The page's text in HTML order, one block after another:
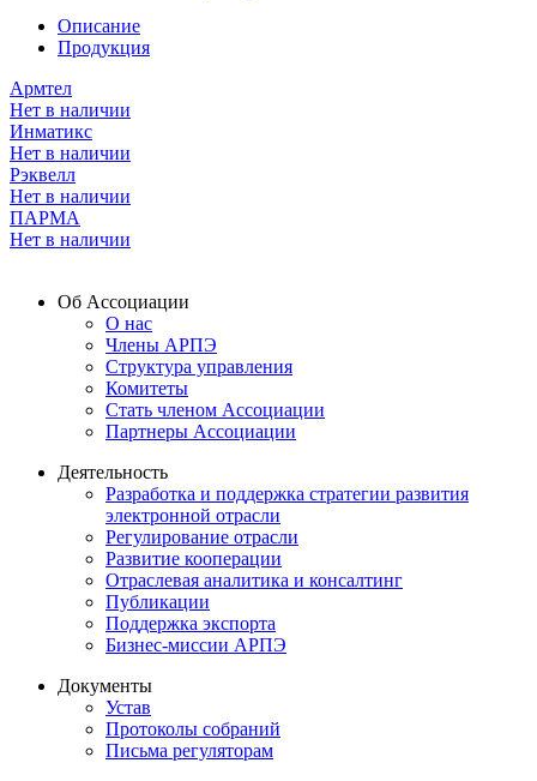
Описание
Продукция
Армтел
Нет в наличии
Инматикс
Нет в наличии
Рэквелл
Нет в наличии
ПАРМА
Нет в наличии
Об Ассоциации
О нас
Члены АРПЭ
Структура управления
Комитеты
Стать членом Ассоциации
Партнеры Ассоциации
Деятельность
Разработка и поддержка стратегии развития
электронной отрасли
Регулирование отрасли
Развитие кооперации
Отраслевая аналитика и консалтинг
Публикации
Поддержка экспорта
Бизнес-миссии АРПЭ
Документы
Устав
Протоколы собраний
Письма регуляторам